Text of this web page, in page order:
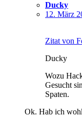
Ducky
12. März
Zitat von
Ducky
Wozu
Gesucht
Spaten.
Ok. Hab ich